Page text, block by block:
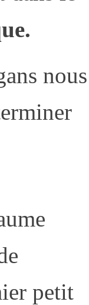
nous
petit